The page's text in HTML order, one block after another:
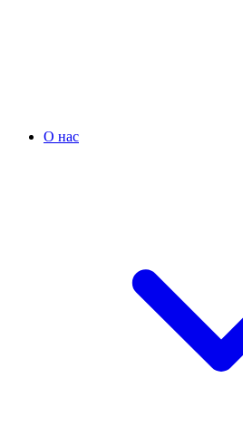
О нас